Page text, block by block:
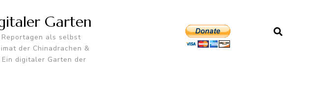
Garten
als selbst
der Chinadrachen &
digitaler Garten der